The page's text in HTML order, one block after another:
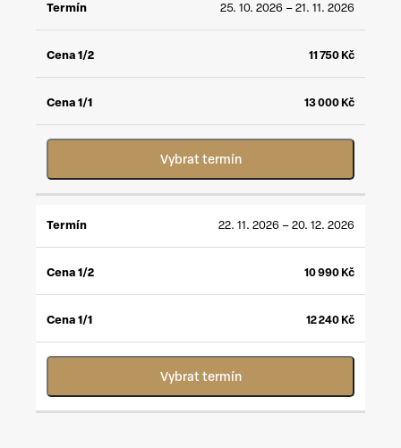
25. 10. 2026 – 21. 11. 2026
11 750 Kč
13 000 Kč
Vybrat termín
22. 11. 2026 – 20. 12. 2026
10 990 Kč
12 240 Kč
Vybrat termín